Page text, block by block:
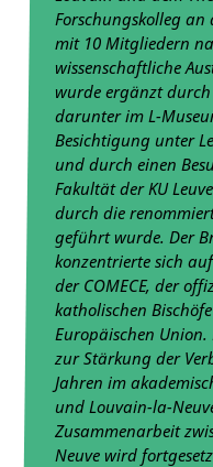
Forschungskolleg
mit 10 Mitgliedern
wissenschaftliche
wurde ergänzt
darunter im L-
Besichtigung unter
und durch einen
Fakultät der KU
durch die
geführt wurde. Der
konzentrierte sich
der COMECE, der
katholischen
Europäischen
zur Stärkung der
Jahren im
und Louvain-la-
Zusammenarbeit
Neuve wird